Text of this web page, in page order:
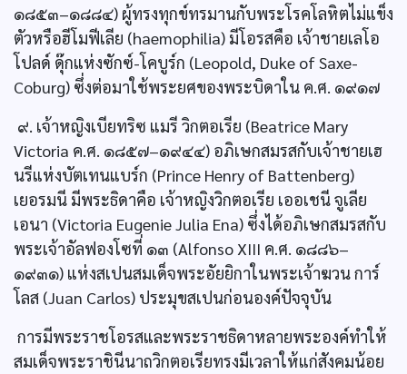
๑๘๕๓–๑๘๘๔) ผู้ทรงทุกข์ทรมานกับพระโรคโลหิตไม่แข็ง
ตัวหรือฮีโมฟีเลีย (haemophilia) มีโอรสคือ เจ้าชายเลโอ
โปลด์ ดุ๊กแห่งซักซ์-โคบูร์ก (Leopold, Duke of Saxe-
Coburg) ซึ่งต่อมาใช้พระยศของพระบิดาใน ค.ศ. ๑๙๑๗
๙. เจ้าหญิงเบียทริซ แมรี วิกตอเรีย (Beatrice Mary
Victoria ค.ศ. ๑๘๕๗–๑๙๔๔) อภิเษกสมรสกับเจ้าชายเฮ
นรีแห่งบัตเทนแบร์ก (Prince Henry of Battenberg)
เยอรมนี มีพระธิดาคือ เจ้าหญิงวิกตอเรีย เออเชนี จูเลีย
เอนา (Victoria Eugenie Julia Ena) ซึ่งได้อภิเษกสมรสกับ
พระเจ้าอัลฟองโซที่ ๑๓ (Alfonso XIII ค.ศ. ๑๘๘๖–
๑๙๓๑) แห่งสเปนสมเด็จพระอัยยิกาในพระเจ้าฆวน การ์
โลส (Juan Carlos) ประมุขสเปนก่อนองค์ปัจจุบัน
การมีพระราชโอรสและพระราชธิดาหลายพระองค์ทำให้
สมเด็จพระราชินีนาถวิกตอเรียทรงมีเวลาให้แก่สังคมน้อย